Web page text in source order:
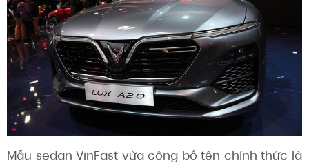
Mẫu sedan VinFast vừa công bố tên chính thức là